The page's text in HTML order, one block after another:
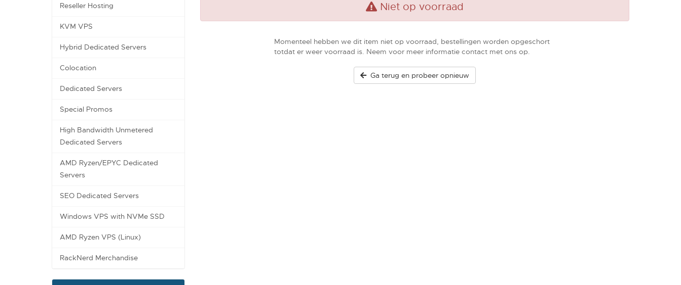
Reseller Hosting
KVM VPS
Hybrid Dedicated Servers
Colocation
Dedicated Servers
Special Promos
High Bandwidth Unmetered
Dedicated Servers
AMD Ryzen/EPYC Dedicated
Servers
SEO Dedicated Servers
Windows VPS with NVMe SSD
AMD Ryzen VPS (Linux)
RackNerd Merchandise
Niet op voorraad
Momenteel hebben we dit item niet op voorraad, bestellingen worden opgeschort
totdat er weer voorraad is. Neem voor meer informatie contact met ons op.
Ga terug en probeer opnieuw